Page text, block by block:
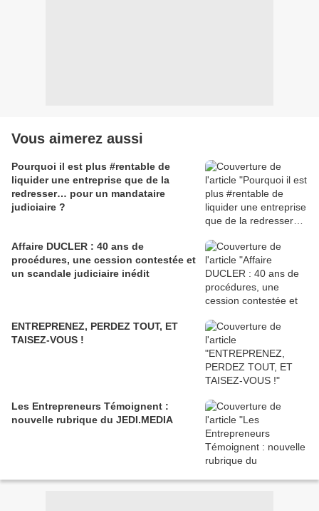
Vous aimerez aussi
Pourquoi il est plus #rentable de
liquider une entreprise que de la
redresser… pour un mandataire
judiciaire ?
Affaire DUCLER : 40 ans de
procédures, une cession contestée et
un scandale judiciaire inédit
ENTREPRENEZ, PERDEZ TOUT, ET
TAISEZ-VOUS !
Les Entrepreneurs Témoignent :
nouvelle rubrique du JEDI.MEDIA